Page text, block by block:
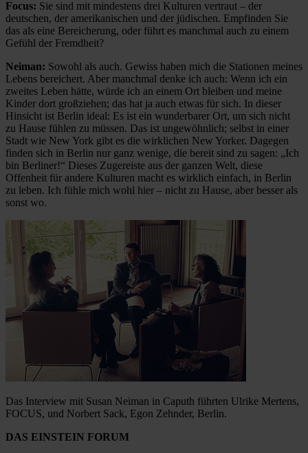
Focus: Sie sind mit mindestens drei Kulturen vertraut – der
deutschen, der amerikanischen und der jüdischen. Empfinden Sie
das als eine Bereicherung, oder führt es manchmal auch zu einem
Gefühl der Fremdheit?
Neiman: Sowohl als auch. Gewiss haben mich die Stationen meines
Lebens bereichert. Aber manchmal denke ich auch: Wenn ich ein
zweites Leben hätte, würde ich an einem Ort bleiben und meine
Kinder dort großziehen; das hat ja auch etwas für sich. In dieser
Hinsicht ist Berlin ideal: Es ist ein wunderbarer Ort, um sich nicht
zu Hause fühlen zu müssen. Das ist ungewöhnlich; selbst in einer
Stadt wie New York gibt es die wirklichen New Yorker. Dagegen
finden sich in Berlin nur ganz wenige, die bereit sind zu sagen: „Ich
bin Berliner!“ Dieses Zugereiste aus der ganzen Welt, diese
Offenheit für andere Kulturen macht es wirklich einfach, in Berlin
zu leben. Ich fühle mich wohl hier – nicht zu Hause, aber besser als
sonst wo.
Das Interview mit Susan Neiman in Caputh führten Ulrike Mertens,
FOCUS, und Norbert Sack, Egon Zehnder, Berlin.
DAS EINSTEIN FORUM